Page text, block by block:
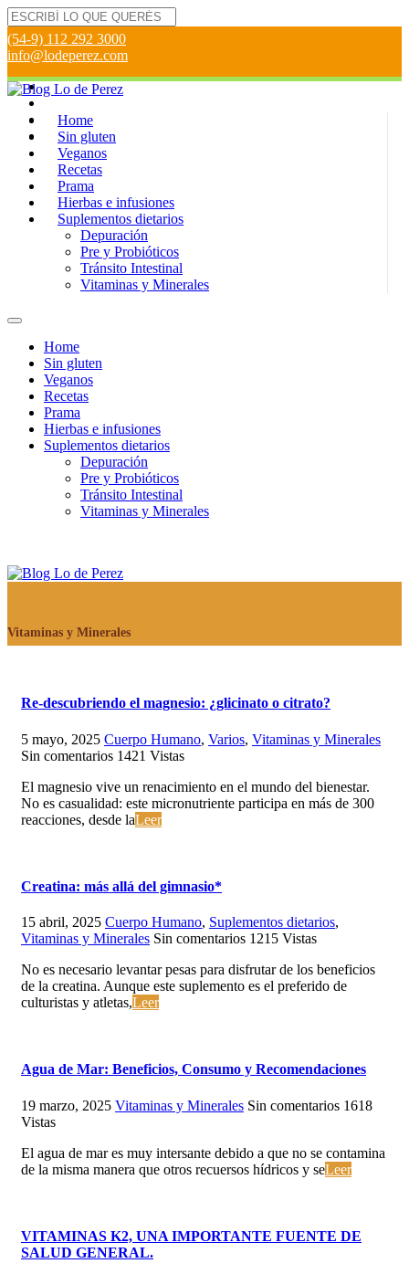
(54-9) 112 292 3000
info@lodeperez.com
Home
Sin gluten
Veganos
Recetas
Prama
Hierbas e infusiones
Suplementos dietarios
Depuración
Pre y Probióticos
Tránsito Intestinal
Vitaminas y Minerales
Home
Sin gluten
Veganos
Recetas
Prama
Hierbas e infusiones
Suplementos dietarios
Depuración
Pre y Probióticos
Tránsito Intestinal
Vitaminas y Minerales
Vitaminas y Minerales
Re-descubriendo el magnesio: ¿glicinato o citrato?
5 mayo, 2025 Cuerpo Humano, Varios, Vitaminas y Minerales
Sin comentarios 1421 Vistas
El magnesio vive un renacimiento en el mundo del bienestar.
No es casualidad: este micronutriente participa en más de 300
reacciones, desde laLeer
Creatina: más allá del gimnasio*
15 abril, 2025 Cuerpo Humano, Suplementos dietarios,
Vitaminas y Minerales Sin comentarios 1215 Vistas
No es necesario levantar pesas para disfrutar de los beneficios
de la creatina. Aunque este suplemento es el preferido de
culturistas y atletas,Leer
Agua de Mar: Beneficios, Consumo y Recomendaciones
19 marzo, 2025 Vitaminas y Minerales Sin comentarios 1618
Vistas
El agua de mar es muy intersante debido a que no se contamina
de la misma manera que otros recuersos hídricos y seLeer
VITAMINAS K2, UNA IMPORTANTE FUENTE DE
SALUD GENERAL.